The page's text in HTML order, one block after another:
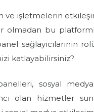
ve işletmelerin
olmadan bu
sağlayıcılarının
katlayabilirsiniz?
sosyal
olan hizmetler